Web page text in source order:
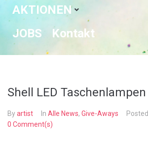
AKTIONEN
JOBS
Kontakt
Shell LED Taschenlampen
Byartist In Alle News, Give-Aways Posted
0 Comment(s)